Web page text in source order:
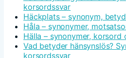
korsordssvar
Häckplats – synonym,
Håla – synonymer,
Hälla – synonymer, korsord
Vad betyder hänsynslös?
korsordssvar